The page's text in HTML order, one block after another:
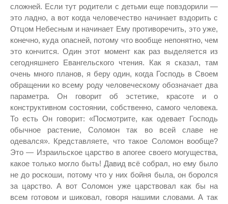
сложней. Если тут родители с детьми еще повздорили —
это ладно, а вот когда человечество начинает вздорить с
Отцом Небесным и начинает Ему противоречить, это уже,
конечно, куда опасней, потому что вообще непонятно, чем
это кончится. Один этот момент как раз выделяется из
сегодняшнего Евангельского чтения. Как я сказал, там
очень много планов, я беру один, когда Господь в Своем
обращении ко всему роду человеческому обозначает два
параметра. Он говорит об эстетике, красоте и о
конструктивном состоянии, собственно, самого человека.
То есть Он говорит: «Посмотрите, как одевает Господь
обычное растение, Соломон так во всей славе не
одевался». Кредставляете, что такое Соломон вообще?
Это — Израильское царство в апогее своего могущества,
какое только могло быть! Давид всё собрал, но ему было
не до роскоши, потому что у них бойня была, он боролся
за царство. А вот Соломон уже царствовал как бы на
всем готовом и шиковал, говоря нашими словами. А так